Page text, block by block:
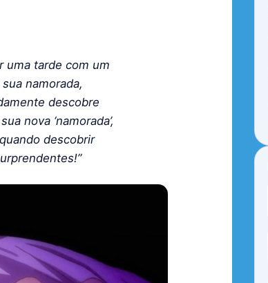
uma tarde com um
sua namorada,
descobre
nova ‘namorada’,
descobrir